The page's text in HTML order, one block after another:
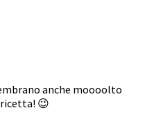
anche moooolto
ricetta! 😉